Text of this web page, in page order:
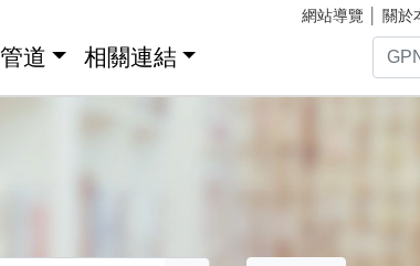
網站導覽 關於
道 相關連結